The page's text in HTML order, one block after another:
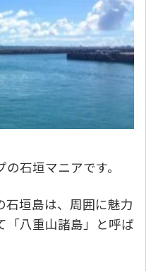
石垣マニアです。
石垣島は、周囲に魅力
「八重山諸島」と呼ば